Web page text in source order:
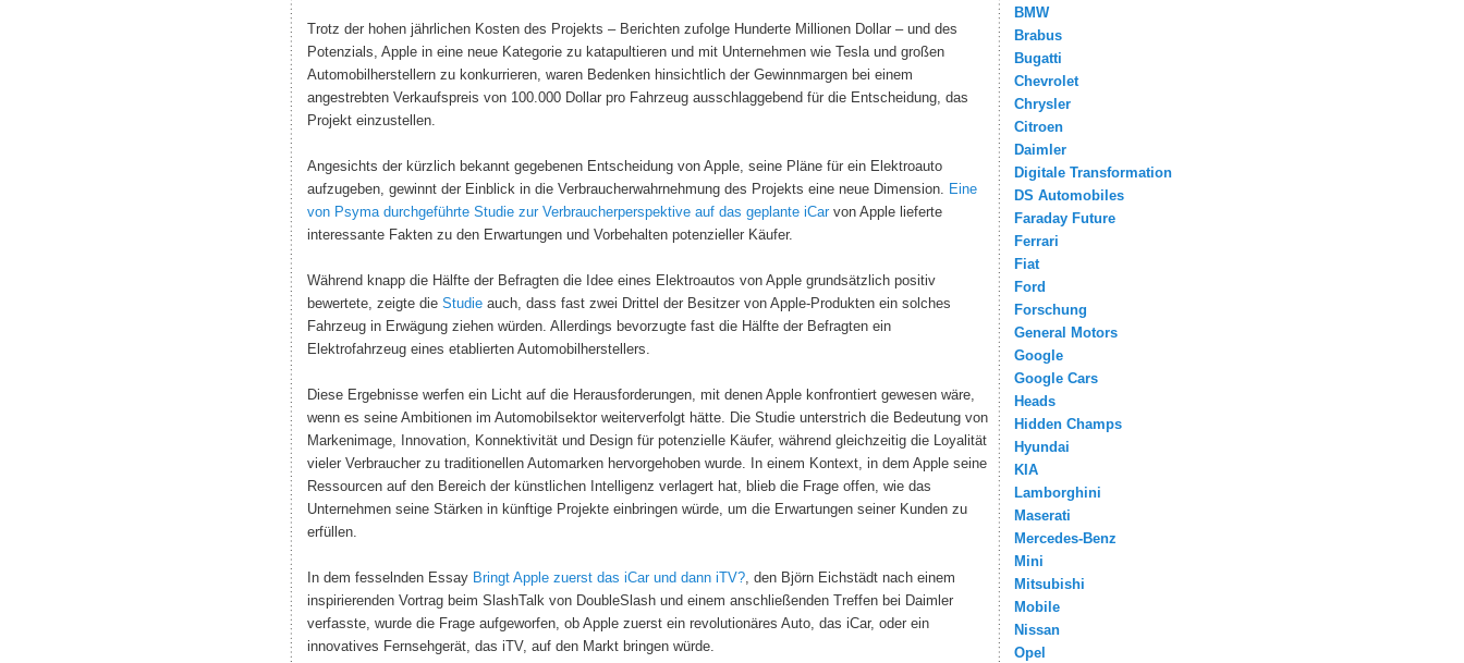
Trotz der hohen jährlichen Kosten des Projekts – Berichten zufolge Hunderte Millionen Dollar – und des
Potenzials, Apple in eine neue Kategorie zu katapultieren und mit Unternehmen wie Tesla und großen
Automobilherstellern zu konkurrieren, waren Bedenken hinsichtlich der Gewinnmargen bei einem
angestrebten Verkaufspreis von 100.000 Dollar pro Fahrzeug ausschlaggebend für die Entscheidung, das
Projekt einzustellen.
Angesichts der kürzlich bekannt gegebenen Entscheidung von Apple, seine Pläne für ein Elektroauto
aufzugeben, gewinnt der Einblick in die Verbraucherwahrnehmung des Projekts eine neue Dimension.
Eine
von Psyma durchgeführte Studie zur Verbraucherperspektive auf das geplante iCarvon Apple lieferte
interessante Fakten zu den Erwartungen und Vorbehalten potenzieller Käufer.
Während knapp die Hälfte der Befragten die Idee eines Elektroautos von Apple grundsätzlich positiv
bewertete, zeigte die Studieauch, dass fast zwei Drittel der Besitzer von Apple-Produkten ein solches
Fahrzeug in Erwägung ziehen würden. Allerdings bevorzugte fast die Hälfte der Befragten ein
Elektrofahrzeug eines etablierten Automobilherstellers.
Diese Ergebnisse werfen ein Licht auf die Herausforderungen, mit denen Apple konfrontiert gewesen wäre,
wenn es seine Ambitionen im Automobilsektor weiterverfolgt hätte. Die Studie unterstrich die Bedeutung von
Markenimage, Innovation, Konnektivität und Design für potenzielle Käufer, während gleichzeitig die Loyalität
vieler Verbraucher zu traditionellen Automarken hervorgehoben wurde. In einem Kontext, in dem Apple seine
Ressourcen auf den Bereich der künstlichen Intelligenz verlagert hat, blieb die Frage offen, wie das
Unternehmen seine Stärken in künftige Projekte einbringen würde, um die Erwartungen seiner Kunden zu
erfüllen.
In dem fesselnden Essay Bringt Apple zuerst das iCar und dann iTV?, den Björn Eichstädt nach einem
inspirierenden Vortrag beim SlashTalk von DoubleSlash und einem anschließenden Treffen bei Daimler
verfasste, wurde die Frage aufgeworfen, ob Apple zuerst ein revolutionäres Auto, das iCar, oder ein
innovatives Fernsehgerät, das iTV, auf den Markt bringen würde.
BMW
Brabus
Bugatti
Chevrolet
Chrysler
Citroen
Daimler
Digitale Transformation
DS Automobiles
Faraday Future
Ferrari
Fiat
Ford
Forschung
General Motors
Google
Google Cars
Heads
Hidden Champs
Hyundai
KIA
Lamborghini
Maserati
Mercedes-Benz
Mini
Mitsubishi
Mobile
Nissan
Opel